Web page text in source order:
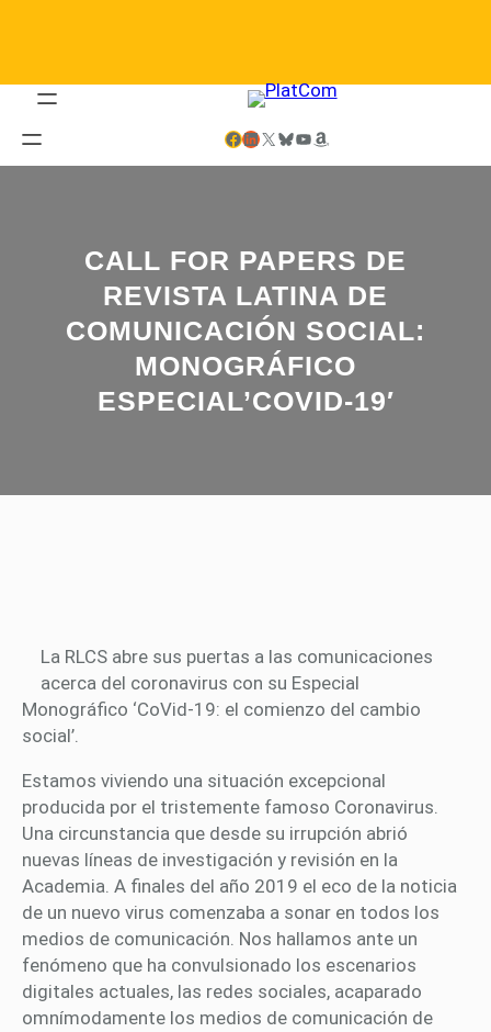
Facebook LinkedIn X Bluesky YouTube Amazon
CALL FOR PAPERS DE
REVISTA LATINA DE
COMUNICACIÓN SOCIAL:
MONOGRÁFICO
ESPECIAL’COVID-19′
La RLCS abre sus puertas a las comunicaciones
acerca del coronavirus con su Especial
Monográfico ‘CoVid-19: el comienzo del cambio
social’.
Estamos viviendo una situación excepcional
producida por el tristemente famoso Coronavirus.
Una circunstancia que desde su irrupción abrió
nuevas líneas de investigación y revisión en la
Academia. A finales del año 2019 el eco de la noticia
de un nuevo virus comenzaba a sonar en todos los
medios de comunicación. Nos hallamos ante un
fenómeno que ha convulsionado los escenarios
digitales actuales, las redes sociales, acaparado
omnímodamente los medios de comunicación de